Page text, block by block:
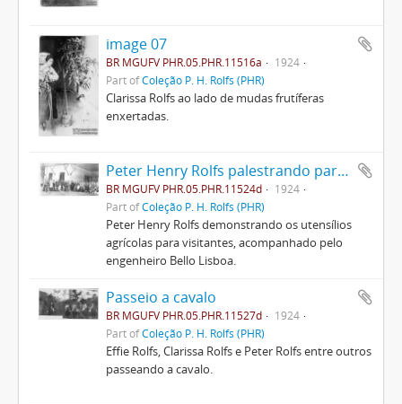
image 07
BR MGUFV PHR.05.PHR.11516a
1924
Part ofColeção P. H. Rolfs (PHR)
Clarissa Rolfs ao lado de mudas frutíferas
enxertadas.
Peter Henry Rolfs palestrando para visitantes
BR MGUFV PHR.05.PHR.11524d
1924
Part ofColeção P. H. Rolfs (PHR)
Peter Henry Rolfs demonstrando os utensílios
agrícolas para visitantes, acompanhado pelo
engenheiro Bello Lisboa.
Passeio a cavalo
BR MGUFV PHR.05.PHR.11527d
1924
Part ofColeção P. H. Rolfs (PHR)
Effie Rolfs, Clarissa Rolfs e Peter Rolfs entre outros
passeando a cavalo.